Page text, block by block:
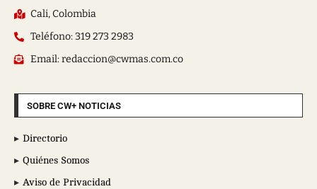
Cali, Colombia
Teléfono: 319 273 2983
Email: redaccion@cwmas.com.co
SOBRE CW+ NOTICIAS
Directorio
Quiénes Somos
Aviso de Privacidad